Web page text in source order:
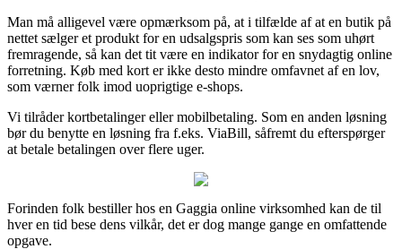
Man må alligevel være opmærksom på, at i tilfælde af at en butik på
nettet sælger et produkt for en udsalgspris som kan ses som uhørt
fremragende, så kan det tit være en indikator for en snydagtig online
forretning. Køb med kort er ikke desto mindre omfavnet af en lov,
som værner folk imod uoprigtige e-shops.
Vi tilråder kortbetalinger eller mobilbetaling. Som en anden løsning
bør du benytte en løsning fra f.eks. ViaBill, såfremt du efterspørger
at betale betalingen over flere uger.
Forinden folk bestiller hos en Gaggia online virksomhed kan de til
hver en tid bese dens vilkår, det er dog mange gange en omfattende
opgave.